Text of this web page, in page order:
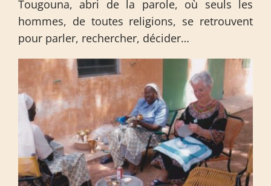
Tougouna, abri de la parole, où seuls les
hommes, de toutes religions, se retrouvent
pour parler, rechercher, décider…